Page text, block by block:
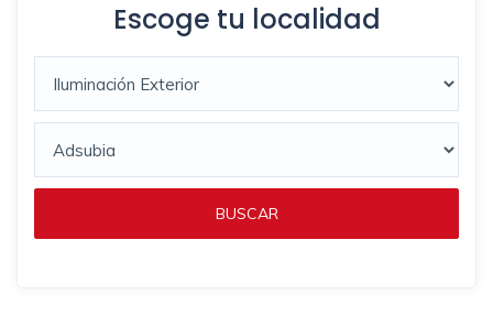
Escoge tu localidad
BUSCAR